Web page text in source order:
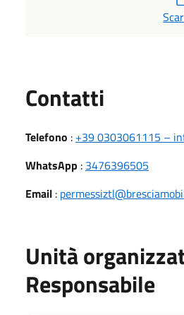
Contatti
Telefono : +39 0303061115 –
WhatsApp : 3476396505
Email :
Unità
Responsabile